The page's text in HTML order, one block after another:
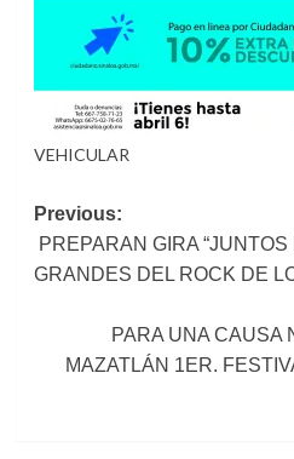
VEHICULAR
Post
navigation
Previous:
PREPARAN GIRA
GRANDES DEL ROCK DE
PARA UNA CAUSA
MAZATLÁN 1ER.